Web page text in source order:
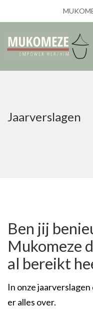
Jaarverslagen
Ben jij
Mukomeze
al bereikt
In onze jaarverslagen
er alles over.